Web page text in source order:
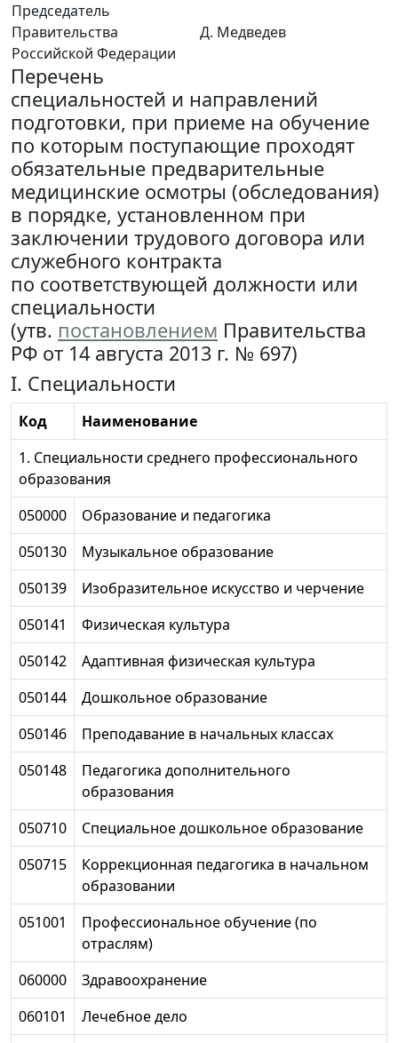
Председатель
Правительства
Российской Федерации
Д. Медведев
Перечень
специальностей и направлений
подготовки, при приеме на обучение
по которым поступающие проходят
обязательные предварительные
медицинские осмотры (обследования)
в порядке, установленном при
заключении трудового договора или
служебного контракта
по соответствующей должности или
специальности
(утв. постановлением Правительства
РФ от 14 августа 2013 г. № 697)
I. Специальности
Код
Наименование
1. Специальности среднего профессионального
образования
050000
Образование и педагогика
050130
Музыкальное образование
050139
Изобразительное искусство и черчение
050141
Физическая культура
050142
Адаптивная физическая культура
050144
Дошкольное образование
050146
Преподавание в начальных классах
050148
Педагогика дополнительного
образования
050710
Специальное дошкольное образование
050715
Коррекционная педагогика в начальном
образовании
051001
Профессиональное обучение (по
отраслям)
060000
Здравоохранение
060101
Лечебное дело